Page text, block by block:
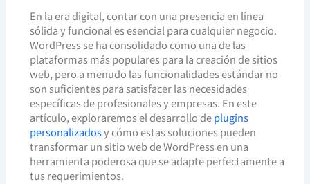
En la era digital, contar con una presencia en línea
sólida y funcional es esencial para cualquier negocio.
WordPress se ha consolidado como una de las
plataformas más populares para la creación de sitios
web, pero a menudo las funcionalidades estándar no
son suficientes para satisfacer las necesidades
específicas de profesionales y empresas. En este
artículo, exploraremos el desarrollo deplugins
personalizadosy cómo estas soluciones pueden
transformar un sitio web de WordPress en una
herramienta poderosa que se adapte perfectamente a
tus requerimientos.